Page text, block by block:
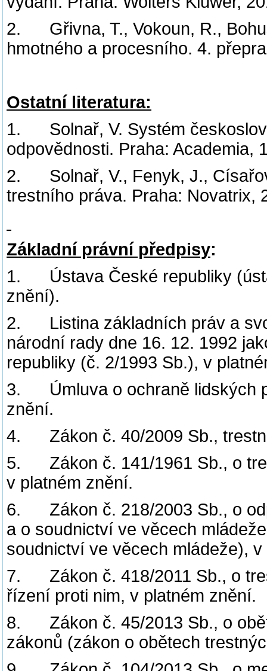
2. Gřivna, T., Vokoun, R.,
hmotného a procesního. 4.
Ostatní literatura:
1. Solnař, V. Systém
odpovědnosti. Praha: Academia,
2. Solnař, V., Fenyk, J.,
trestního práva. Praha: Novatrix,
Základní právní předpisy:
1. Ústava České republiky
znění).
2. Listina základních práv a
národní rady dne 16. 12. 1992
republiky (č. 2/1993 Sb.), v
3. Úmluva o ochraně lidských
znění.
4. Zákon č. 40/2009 Sb.,
5. Zákon č. 141/1961 Sb., o
v platném znění.
6. Zákon č. 218/2003 Sb., o
a o soudnictví ve věcech
soudnictví ve věcech mládeže),
7. Zákon č. 418/2011 Sb., o
řízení proti nim, v platném znění.
8. Zákon č. 45/2013 Sb., o
zákonů (zákon o obětech